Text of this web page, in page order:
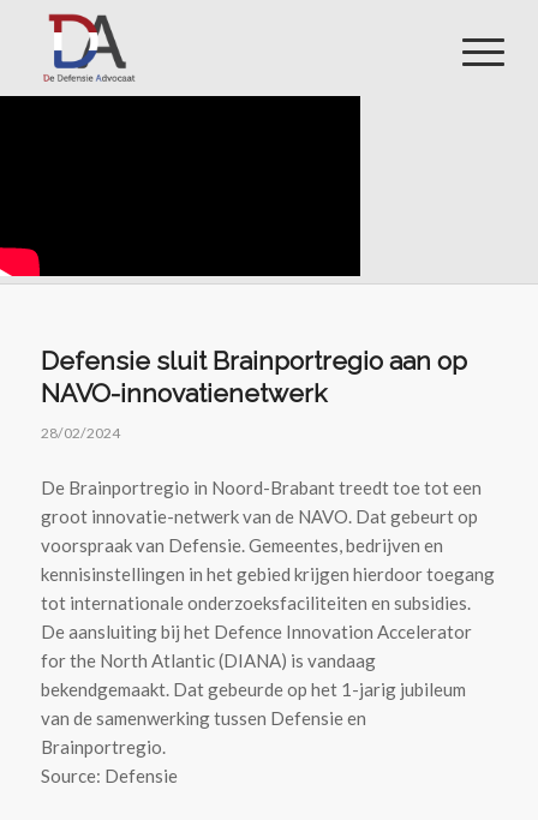
Defensie sluit Brainportregio aan op
NAVO-innovatienetwerk
28/02/2024
De Brainportregio in Noord-Brabant treedt toe tot een
groot innovatie-netwerk van de NAVO. Dat gebeurt op
voorspraak van Defensie. Gemeentes, bedrijven en
kennisinstellingen in het gebied krijgen hierdoor toegang
tot internationale onderzoeksfaciliteiten en subsidies.
De aansluiting bij het Defence Innovation Accelerator
for the North Atlantic (DIANA) is vandaag
bekendgemaakt. Dat gebeurde op het 1-jarig jubileum
van de samenwerking tussen Defensie en
Brainportregio.
Source: Defensie